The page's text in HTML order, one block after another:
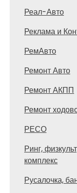
Реал-Авто
Реклама и
РемАвто
Ремонт Авто
Ремонт АКПП
Ремонт
РЕСО
Ринг,
комплекс
Русалочка,